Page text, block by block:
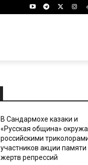
В Сандармохе казаки и
«Русская община»
российскими
участников акции памяти
жертв репрессий